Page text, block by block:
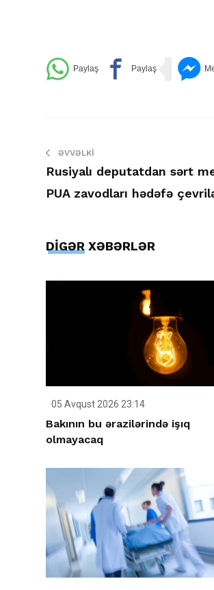
ƏVVƏLKI
Rusiyalı deputatdan sərt
PUA zavodları hədəfə
DİGƏR XƏBƏRLƏR
05 Avqust 2026 23:14
Bakının bu ərazilərində işıq
olmayacaq